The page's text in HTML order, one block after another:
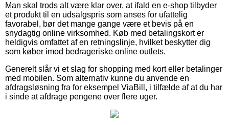
Man skal trods alt være klar over, at ifald en e-shop tilbyder
et produkt til en udsalgspris som anses for ufattelig
favorabel, bør det mange gange være et bevis på en
snydagtig online virksomhed. Køb med betalingskort er
heldigvis omfattet af en retningslinje, hvilket beskytter dig
som køber imod bedrageriske online outlets.
Generelt slår vi et slag for shopping med kort eller betalinger
med mobilen. Som alternativ kunne du anvende en
afdragsløsning fra for eksempel ViaBill, i tilfælde af at du har
i sinde at afdrage pengene over flere uger.